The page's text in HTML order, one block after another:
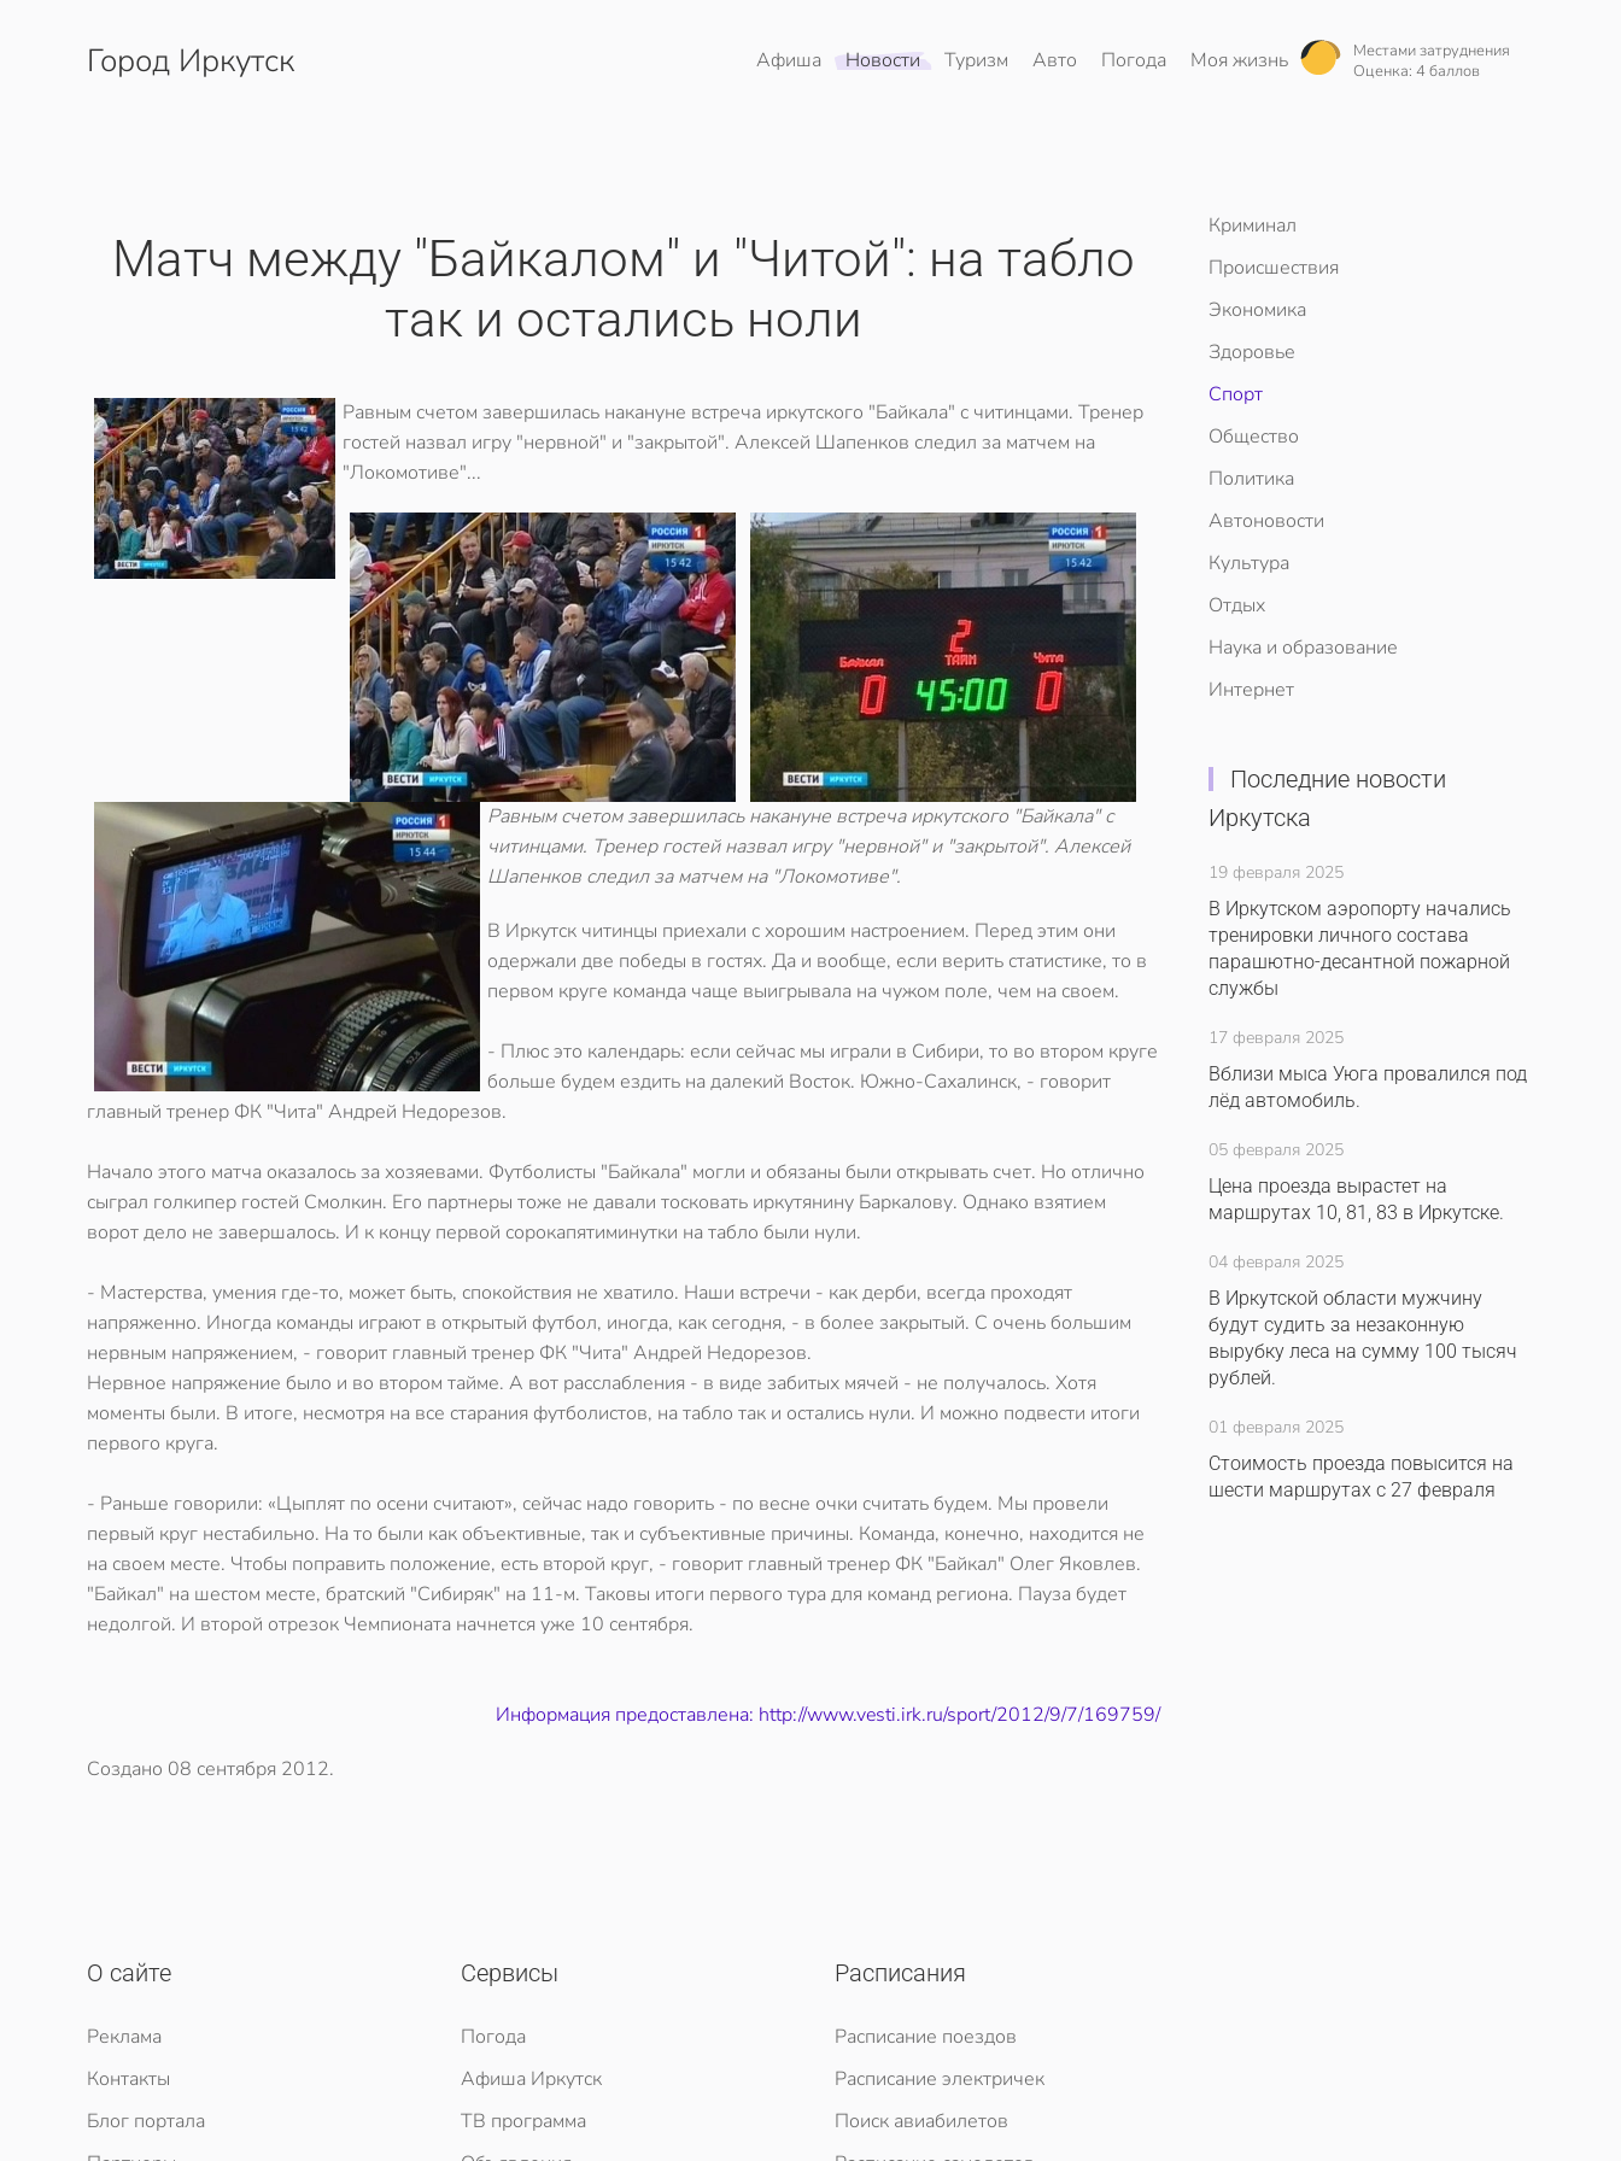
Перейти к содержимому
Город Иркутск Афиша Новости Туризм Авто Погода Моя жизнь
Местами затруднения
Оценка: 4 баллов
Матч между "Байкалом" и "Читой": на табло
так и остались ноли
Равным счетом завершилась накануне встреча иркутского "Байкала" с читинцами. Тренер
гостей назвал игру "нервной" и "закрытой". Алексей Шапенков следил за матчем на
"Локомотиве"...
Равным счетом завершилась накануне встреча иркутского "Байкала" с
читинцами. Тренер гостей назвал игру "нервной" и "закрытой". Алексей
Шапенков следил за матчем на "Локомотиве".
В Иркутск читинцы приехали с хорошим настроением. Перед этим они
одержали две победы в гостях. Да и вообще, если верить статистике, то в
первом круге команда чаще выигрывала на чужом поле, чем на своем.
- Плюс это календарь: если сейчас мы играли в Сибири, то во втором круге
больше будем ездить на далекий Восток. Южно-Сахалинск, - говорит
главный тренер ФК "Чита" Андрей Недорезов.
Начало этого матча оказалось за хозяевами. Футболисты "Байкала" могли и обязаны были открывать счет. Но отлично
сыграл голкипер гостей Смолкин. Его партнеры тоже не давали тосковать иркутянину Баркалову. Однако взятием
ворот дело не завершалось. И к концу первой сорокапятиминутки на табло были нули.
- Мастерства, умения где-то, может быть, спокойствия не хватило. Наши встречи - как дерби, всегда проходят
напряженно. Иногда команды играют в открытый футбол, иногда, как сегодня, - в более закрытый. С очень большим
нервным напряжением, - говорит главный тренер ФК "Чита" Андрей Недорезов.
Нервное напряжение было и во втором тайме. А вот расслабления - в виде забитых мячей - не получалось. Хотя
моменты были. В итоге, несмотря на все старания футболистов, на табло так и остались нули. И можно подвести итоги
первого круга.
- Раньше говорили: «Цыплят по осени считают», сейчас надо говорить - по весне очки считать будем. Мы провели
первый круг нестабильно. На то были как объективные, так и субъективные причины. Команда, конечно, находится не
на своем месте. Чтобы поправить положение, есть второй круг, - говорит главный тренер ФК "Байкал" Олег Яковлев.
"Байкал" на шестом месте, братский "Сибиряк" на 11-м. Таковы итоги первого тура для команд региона. Пауза будет
недолгой. И второй отрезок Чемпионата начнется уже 10 сентября.
Информация предоставлена: http://www.vesti.irk.ru/sport/2012/9/7/169759/
Создано 08 сентября 2012.
Криминал
Происшествия
Экономика
Здоровье
Спорт
Общество
Политика
Автоновости
Культура
Отдых
Наука и образование
Интернет
Последние новости
Иркутска
19 февраля 2025
В Иркутском аэропорту начались
тренировки личного состава
парашютно-десантной пожарной
службы
17 февраля 2025
Вблизи мыса Уюга провалился под
лёд автомобиль.
05 февраля 2025
Цена проезда вырастет на
маршрутах 10, 81, 83 в Иркутске.
04 февраля 2025
В Иркутской области мужчину
будут судить за незаконную
вырубку леса на сумму 100 тысяч
рублей.
01 февраля 2025
Стоимость проезда повысится на
шести маршрутах с 27 февраля
О сайте
Реклама
Контакты
Блог портала
Сервисы
Погода
Афиша Иркутск
ТВ программа
Расписания
Расписание поездов
Расписание электричек
Поиск авиабилетов